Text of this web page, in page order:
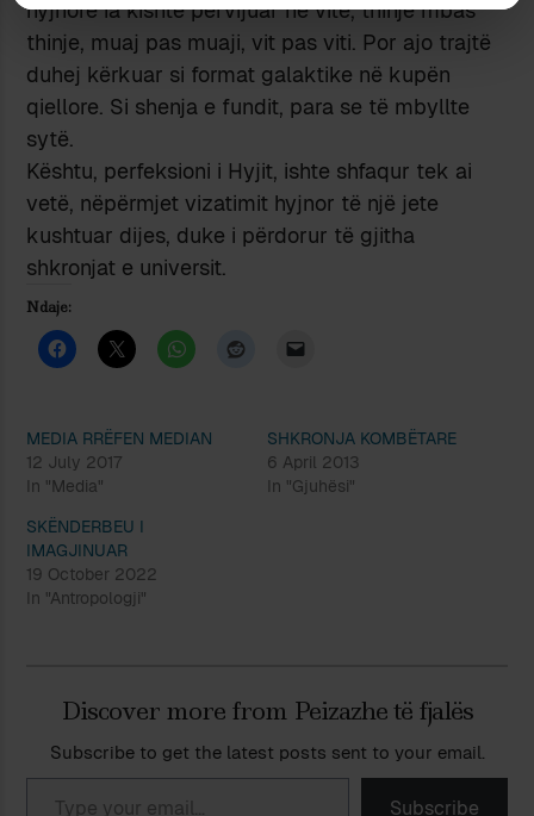
hyjnore ia kishte përvijuar në vite, thinjë mbas
thinje, muaj pas muaji, vit pas viti. Por ajo trajtë
duhej kërkuar si format galaktike në kupën
qiellore. Si shenja e fundit, para se të mbyllte
sytë.
Kështu, perfeksioni i Hyjit, ishte shfaqur tek ai
vetë, nëpërmjet vizatimit hyjnor të një jete
kushtuar dijes, duke i përdorur të gjitha
shkronjat e universit.
Ndaje:
MEDIA RRËFEN MEDIAN
12 July 2017
In "Media"
SHKRONJA KOMBËTARE
6 April 2013
In "Gjuhësi"
SKËNDERBEU I
IMAGJINUAR
19 October 2022
In "Antropologji"
Discover more from Peizazhe të fjalës
Subscribe to get the latest posts sent to your email.
Type your email…
Subscribe